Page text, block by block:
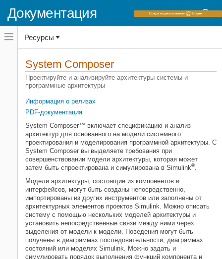
Документация
Переключатель
навигационного
меню
переключатель
навигационного
Категория
Начало работы с System Composer
Модели архитектуры автора
Соедините и управляйте
требованиями
Расширьте архитектурные элементы
Создайте пользовательские
представления
Выделите и анализируйте модели
Поведение модели автора
Спроектируйте программные
архитектуры
Импортируйте и экспортируйте
модели архитектуры
Ресурсы
System Composer
Проектируйте и анализируйте архитектуры системы и
программные архитектуры
Информация о релизах
PDF-документация
System Composer™ включает спецификацию и анализ
архитектур для основанного на модели системного
проектирования и моделирования программной архитектуры. С
System Composer вы выделяете требования при
совершенствовании модели архитектуры, которая может
затем быть спроектирована и симулирована в Simulink®.
Модели архитектуры, состоящие из компонентов и
интерфейсов, могут быть созданы непосредственно,
импортированы из других инструментов или заполнены от
архитектурных элементов проектов Simulink. Можно описать
систему с помощью нескольких моделей архитектуры и
установить непосредственные связи между ними через
выделения от модели к модели. Поведения могут быть
получены в диаграммах последовательности, диаграммах
состояний или моделях Simulink. Можно задать и
симулировать порядок выполнения функций компонента и